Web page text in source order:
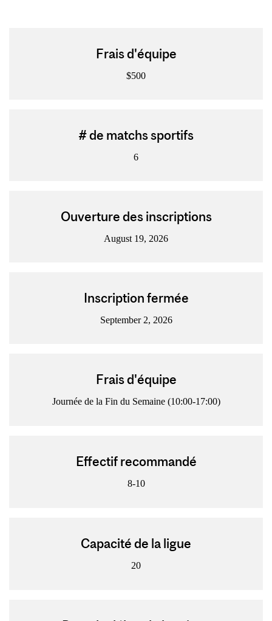
Frais d'équipe
$500
# de matchs sportifs
6
Ouverture des inscriptions
August 19, 2026
Inscription fermée
September 2, 2026
Frais d'équipe
Journée de la Fin du Semaine (10:00-17:00)
Effectif recommandé
8-10
Capacité de la ligue
20